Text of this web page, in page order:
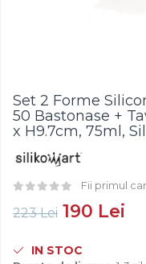
Compot si Cocktail
Arome
Aroma Vanilie
Aroma Lamaie
Zahar
Set 2 Forme
50 Bastonase +
x H9.7cm, 75ml,
Fii primul
223 Lei 190 Lei
IN STOC